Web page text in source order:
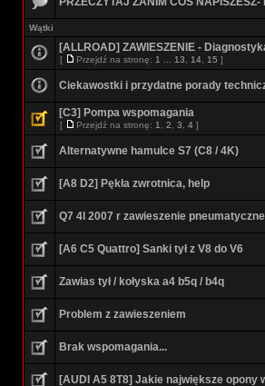
Wątki
[ALLROAD] ZAWIESZENIE -
[ Przejdź na stronę: 1 13 14 15 ]
Ciekawostki i przydatne porady
[C3] Pompa wspomagania
[ Przejdź na stronę: 1 2 3 4 ]
Alternatywne hamulce S7 (C8 / 4K)
[A8 D2] Pękła zwrotnica, help
Q7 4l 2007 r zawieszenie pneumatyczne
[A6 C5 Quattro] Sanki tył z V8 do V6
Zawias tył / kołyska a4 b5q / b4q
Problem z zawieszeniem
Brak wspomagania...
[AUDI A5 8T8] Jakie największe opony